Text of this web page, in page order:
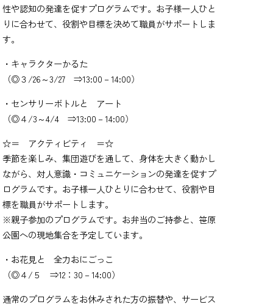
性や認知の発達を促すプログラムです。お子様一人ひと
りに合わせて、役割や目標を決めて職員がサポートしま
す。
・キャラクターかるた
（◎３/26～3/27 ⇒13:00－14:00）
・センサリーボトルと アート
（◎４/3～4/4 ⇒13:00－14:00）
☆＝ アクティビティ ＝☆
季節を楽しみ、集団遊びを通して、身体を大きく動かし
ながら、対人意識・コミュニケーションの発達を促すプ
ログラムです。お子様一人ひとりに合わせて、役割や目
標を職員がサポートします。
※親子参加のプログラムです。お弁当のご持参と、笹原
公園への現地集合を予定しています。
・お花見と 全力おにごっこ
（◎４/５ ⇒12：30－14:00）
通常のプログラムをお休みされた方の振替や、サービス